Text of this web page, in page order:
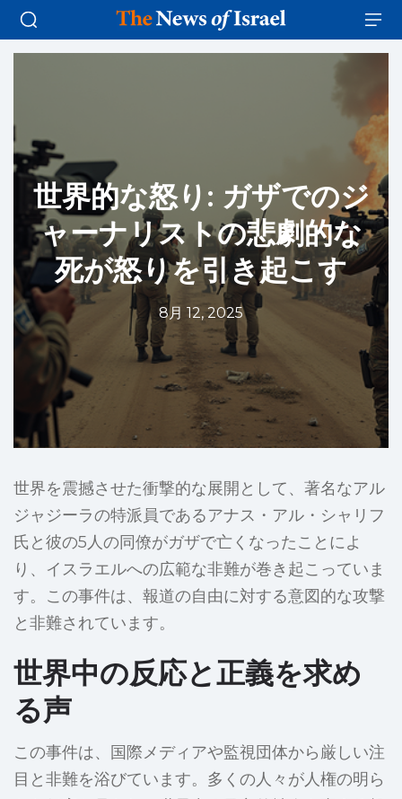
世界的な怒り: ガザでのジ
ャーナリストの悲劇的な
死が怒りを引き起こす
8月 12, 2025
世界を震撼させた衝撃的な展開として、著名なアル
ジャジーラの特派員であるアナス・アル・シャリフ
氏と彼の5人の同僚がガザで亡くなったことによ
り、イスラエルへの広範な非難が巻き起こっていま
す。この事件は、報道の自由に対する意図的な攻撃
と非難されています。
世界中の反応と正義を求め
る声
この事件は、国際メディアや監視団体から厳しい注
目と非難を浴びています。多くの人々が人権の明ら